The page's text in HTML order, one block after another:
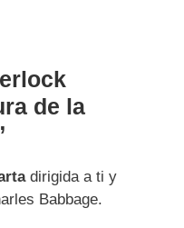
de la
dirigida a ti y
Babbage.